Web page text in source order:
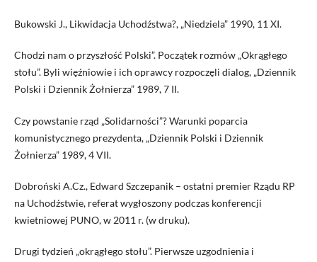
Bukowski J., Likwidacja Uchodźstwa?, „Niedziela” 1990, 11 XI.
Chodzi nam o przyszłość Polski”. Początek rozmów „Okrągłego
stołu”. Byli więźniowie i ich oprawcy rozpoczęli dialog, „Dziennik
Polski i Dziennik Żołnierza” 1989, 7 II.
Czy powstanie rząd „Solidarności”? Warunki poparcia
komunistycznego prezydenta, „Dziennik Polski i Dziennik
Żołnierza” 1989, 4 VII.
Dobroński A.Cz., Edward Szczepanik – ostatni premier Rządu RP
na Uchodźstwie, referat wygłoszony podczas konferencji
kwietniowej PUNO, w 2011 r. (w druku).
Drugi tydzień „okrągłego stołu”. Pierwsze uzgodnienia i